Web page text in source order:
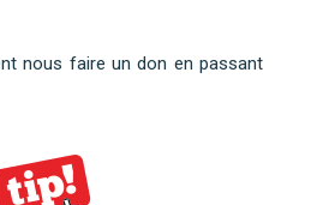
nous faire un don en passant